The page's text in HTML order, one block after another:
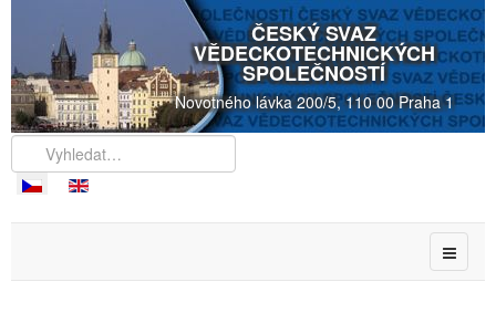
ČESKÝ SVAZ
VĚDECKOTECHNICKÝCH
SPOLEČNOSTÍ
Novotného lávka 200/5, 110 00 Praha 1